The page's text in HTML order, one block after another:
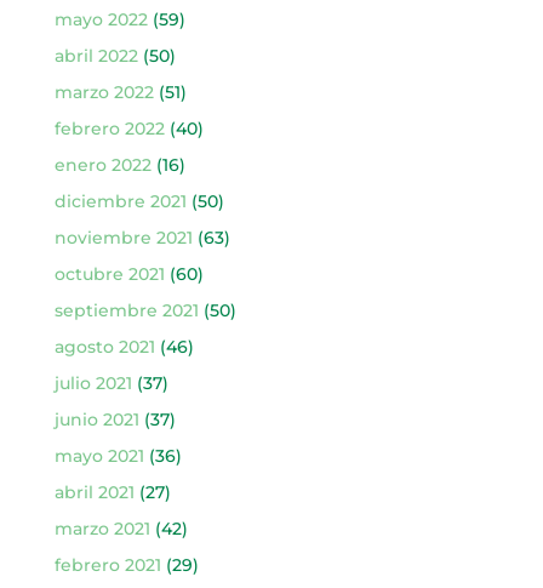
mayo 2022(59)
abril 2022(50)
marzo 2022(51)
febrero 2022(40)
enero 2022(16)
diciembre 2021 (50)
noviembre 2021 (63)
octubre 2021 (60)
septiembre 2021 (50)
agosto 2021 (46)
julio 2021 (37)
junio 2021 (37)
mayo 2021 (36)
abril 2021 (27)
marzo 2021 (42)
febrero 2021 (29)